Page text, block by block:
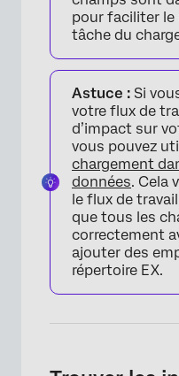
pour faciliter le
tâche du
Astuce : Si
votre flux de
d’impact sur
vous pouvez
chargement
données. Cela
le flux de
que tous les
correctement
ajouter des
répertoire EX.